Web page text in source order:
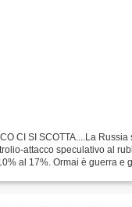
CI SI SCOTTA....La
attacco speculativo al
al 17%. Ormai è guerra e